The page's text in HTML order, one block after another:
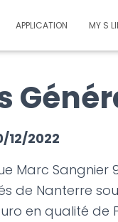
APPLICATION MY S
12/2022
Marc
de Nanterre
en qualité de